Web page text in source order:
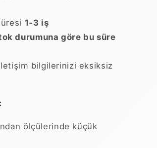
1-3 iş
durumuna göre bu süre
bilgilerinizi eksiksiz
ölçülerinde küçük